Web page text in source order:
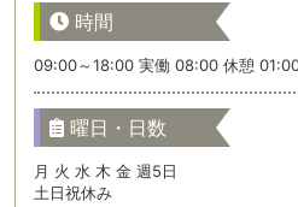
時間
09:00～18:00 実働 08:00 休憩
曜日・日数
月 火 水 木 金 週5日
土日祝休み